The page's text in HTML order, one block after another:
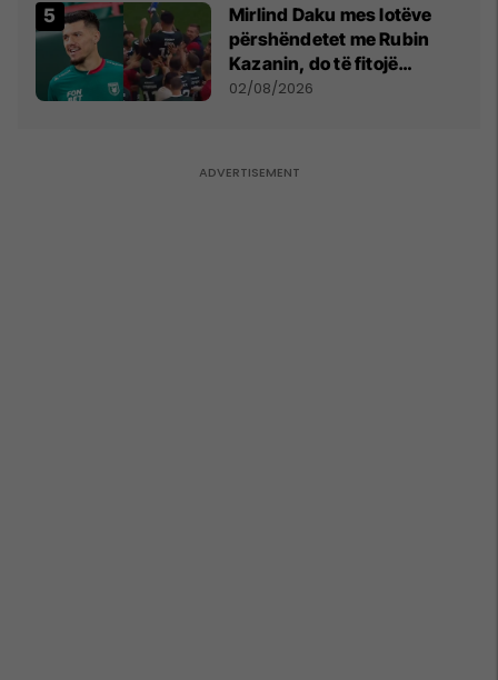
Mirlind Daku mes lotëve
përshëndetet me Rubin
Kazanin, do të fitojë
miliona te Spartak Moska
02/08/2026